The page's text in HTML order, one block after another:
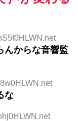
んからな音響監
な